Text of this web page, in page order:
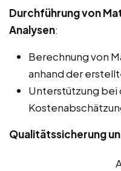
Durchführung von
Analysen:
Berechnung von
anhand der
Unterstützung bei
Qualitätssicherung